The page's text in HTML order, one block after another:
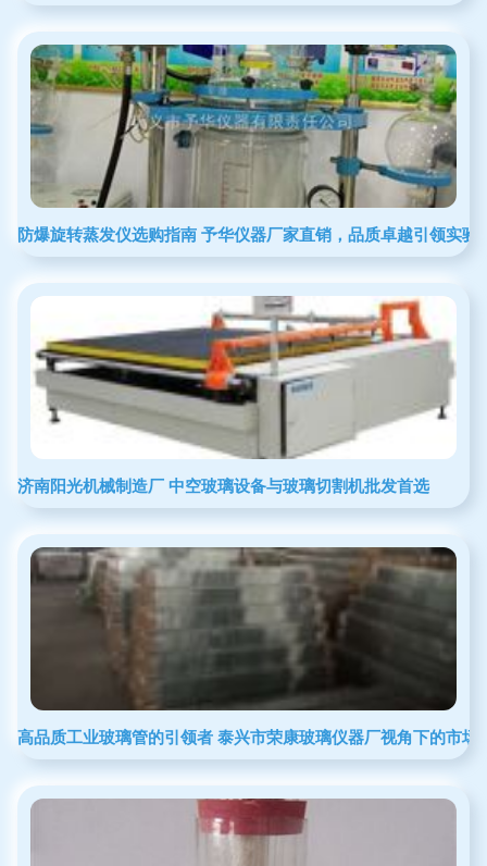
防爆旋转蒸发仪选购指南 予华仪器厂家直销，品质卓越引领实验
济南阳光机械制造厂 中空玻璃设备与玻璃切割机批发首选
高品质工业玻璃管的引领者 泰兴市荣康玻璃仪器厂视角下的市场